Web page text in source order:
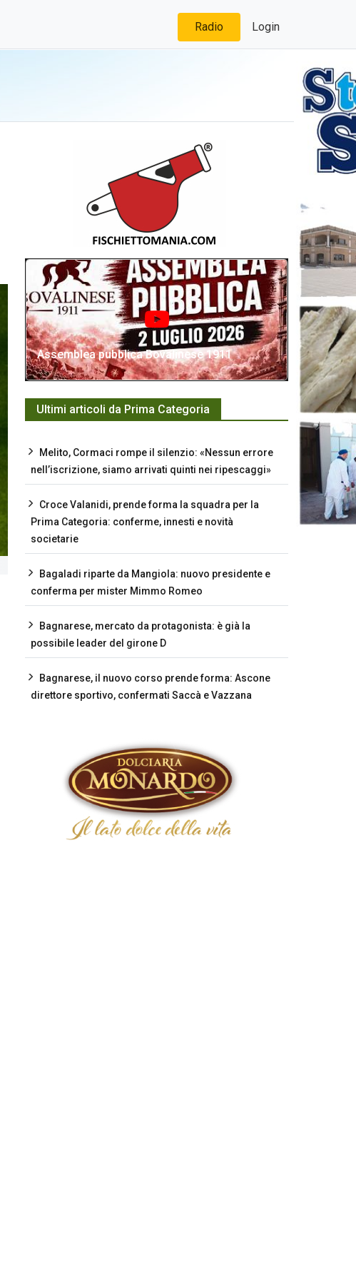
Radio Login
Assemblea pubblica Bovalinese 1911
Ultimi articoli da Prima Categoria
Melito, Cormaci rompe il silenzio: «Nessun errore
nell’iscrizione, siamo arrivati quinti nei ripescaggi»
Croce Valanidi, prende forma la squadra per la
Prima Categoria: conferme, innesti e novità
societarie
Bagaladi riparte da Mangiola: nuovo presidente e
conferma per mister Mimmo Romeo
Bagnarese, mercato da protagonista: è già la
possibile leader del girone D
Bagnarese, il nuovo corso prende forma: Ascone
direttore sportivo, confermati Saccà e Vazzana